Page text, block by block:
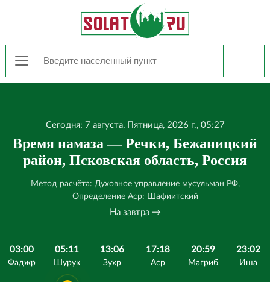
Сегодня: 7 августа, Пятница, 2026 г., 05:27
Время намаза — Речки, Бежаницкий
район, Псковская область, Россия
Метод расчёта: Духовное управление мусульман РФ,
Определение Аср: Шафиитский
На завтра →
03:00
Фаджр
05:11
Шурук
13:06
Зухр
17:18
Аср
20:59
Магриб
23:02
Иша